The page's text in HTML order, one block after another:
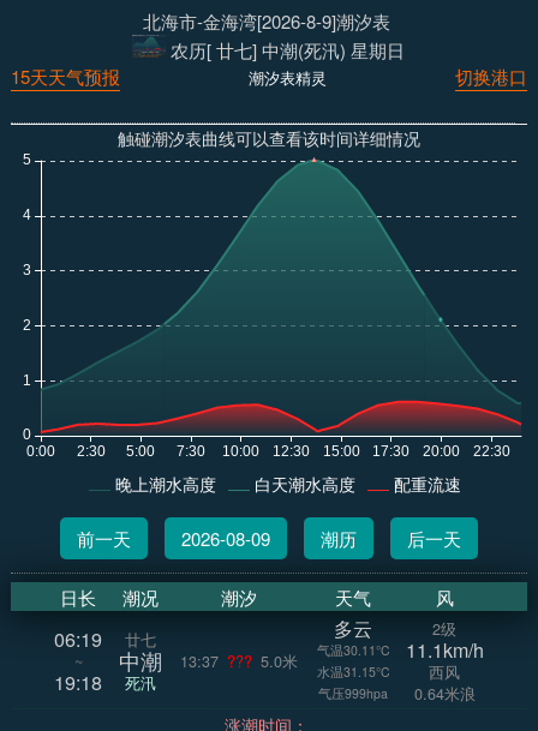
北海市-金海湾[2026-8-9]潮汐表
农历[ 廿七] 中潮(死汛) 星期日
切换港口
潮汐表精灵
15天天气预报
触碰潮汐表曲线可以查看该时间详细情况
晚上潮水高度 白天潮水高度 配重流速
前一天 2026-08-09 潮历 后一天
日长 潮况 潮汐 天气 风
06:19
~
19:18
廿七
中潮
死汛
13:37 ??? 5.0米
多云
气温30.11°C
水温31.15°C
气压999hpa
2级
11.1km/h
西风
0.64米浪
涨潮时间：